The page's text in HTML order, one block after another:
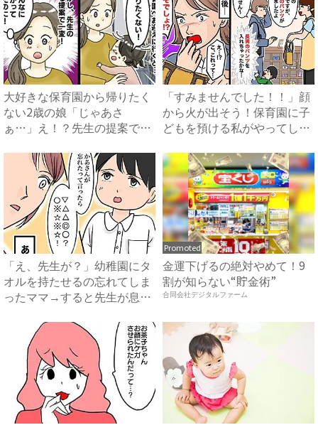
大好きな保育園から帰りたく
ない2歳の娘「じゃあさ
ぁ…」え！？先生の提案でス
「すみませんでした！！」顔
から火が出そう！保育園に子
どもを預ける私がやってしま
「え、先生が？」幼稚園にタ
オルを持たせるの忘れてしま
ったママ→すると先生が息子
Promoted
金運下げるの絶対やめて！9
割が知らない“貯金術”
合同会社デジタルファーム